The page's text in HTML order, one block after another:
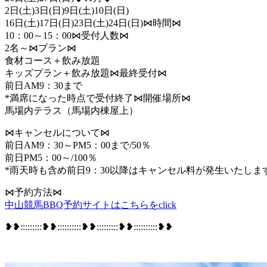
2日(土)3日(日)9日(土)10日(日)
16日(土)17日(日)23日(土)24日(日)⋈時間⋈
10：00～15：00⋈受付人数⋈
2名～⋈プラン⋈
食材コース＋飲み放題
キッズプラン＋飲み放題⋈最終受付⋈
前日AM9：30まで
*満席になった時点で受付終了⋈開催場所⋈
馬場内テラス（馬場内棟屋上）
⋈キャンセルについて⋈
前日AM9：30～PM5：00まで/50％
前日PM5：00～/100％
*雨天時も含め前日9：30以降はキャンセル料が発生いたしま
⋈予約方法⋈
中山競馬BBQ予約サイトはこちらをclick
❥❥:::::::::❥❥::::::::::❥❥:::::::::❥❥::::::::::❥❥